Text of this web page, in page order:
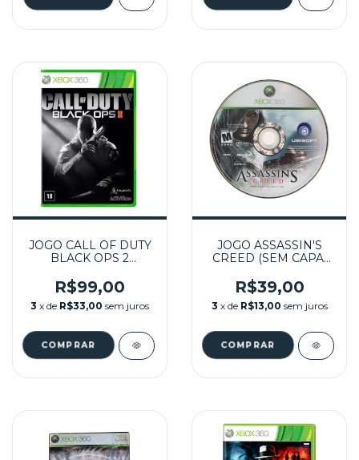
JOGO CALL OF DUTY
BLACK OPS 2
DANIFICADO)
SEMINOVO – XBOX
360
R$99,00
3 x de R$33,00 sem juros
JOGO ASSASSIN'S
CREED (SEM CAPA)
360
R$39,00
3 x de R$13,00 sem juros